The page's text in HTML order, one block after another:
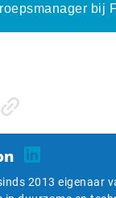
bij
2013 eigenaar